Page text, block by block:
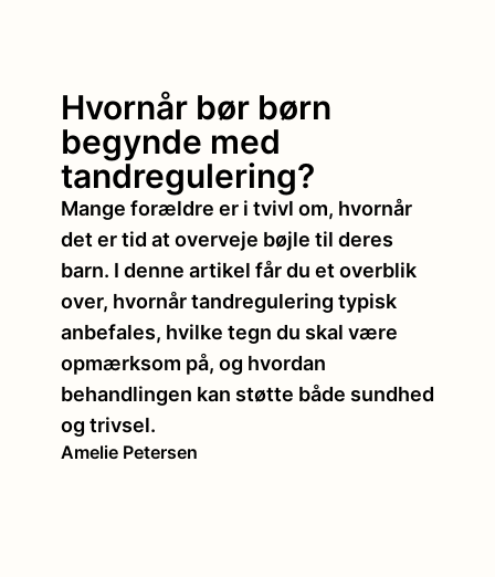
Hvornår bør børn
begynde med
tandregulering?
Mange forældre er i tvivl om, hvornår
det er tid at overveje bøjle til deres
barn. I denne artikel får du et overblik
over, hvornår tandregulering typisk
anbefales, hvilke tegn du skal være
opmærksom på, og hvordan
behandlingen kan støtte både sundhed
og trivsel.
Amelie Petersen